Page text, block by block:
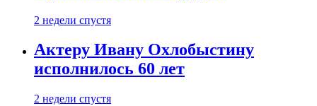
2 недели спустя
Актеру Ивану Охлобыстину
исполнилось 60 лет
2 недели спустя